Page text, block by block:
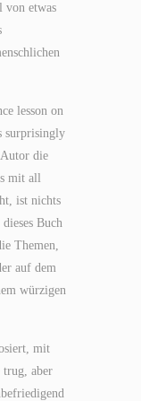
von etwas
lesson on
surprisingly
die
mit all
ist nichts
Buch
Themen,
auf dem
würzigen
mit
trug, aber